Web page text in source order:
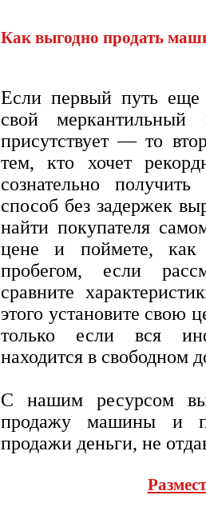
Как выгодно продать
Если первый путь
свой меркантильный
присутствует — то
тем, кто хочет
сознательно
способ без задержек
найти покупателя
цене и поймете, как
пробегом, если
сравните
этого установите свою
только если вся
находится в свободном
С нашим ресурсом
продажу машины и
продажи деньги, не